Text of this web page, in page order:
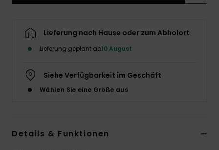
Lieferung nach Hause oder zum Abholort
Lieferung geplant ab10 August
Siehe Verfügbarkeit im Geschäft
Wählen Sie eine Größe aus
Details & Funktionen